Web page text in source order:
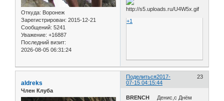
Откуда: Воронеж
Зарегистрирован: 2015-12-21
Сообщений: 5241
Уважение: +16887
Последний визит:
2026-08-05 06:31:24
+1
Поделиться 23
2017-
07-15 04:15:44
aldreks
Член Клуба
BRENCH Денис,с Днём